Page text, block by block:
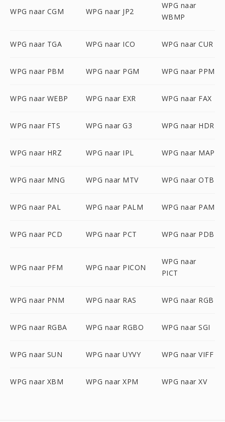
WPG naar CGM WPG naar JP2
WPG naar
WBMP
WPG naar TGA WPG naar ICO WPG naar CUR
WPG naar PBM WPG naar PGM WPG naar PPM
WPG naar WEBP WPG naar EXR WPG naar FAX
WPG naar FTS WPG naar G3 WPG naar HDR
WPG naar HRZ WPG naar IPL WPG naar MAP
WPG naar MNG WPG naar MTV WPG naar OTB
WPG naar PAL WPG naar PALM WPG naar PAM
WPG naar PCD WPG naar PCT WPG naar PDB
WPG naar PFM WPG naar PICON
WPG naar
PICT
WPG naar PNM WPG naar RAS WPG naar RGB
WPG naar RGBA WPG naar RGBO WPG naar SGI
WPG naar SUN WPG naar UYVY WPG naar VIFF
WPG naar XBM WPG naar XPM WPG naar XV